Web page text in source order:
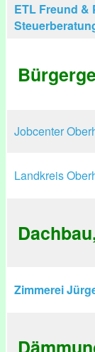
ETL Freund &
Jobcenter
Landkreis
Zimmerei